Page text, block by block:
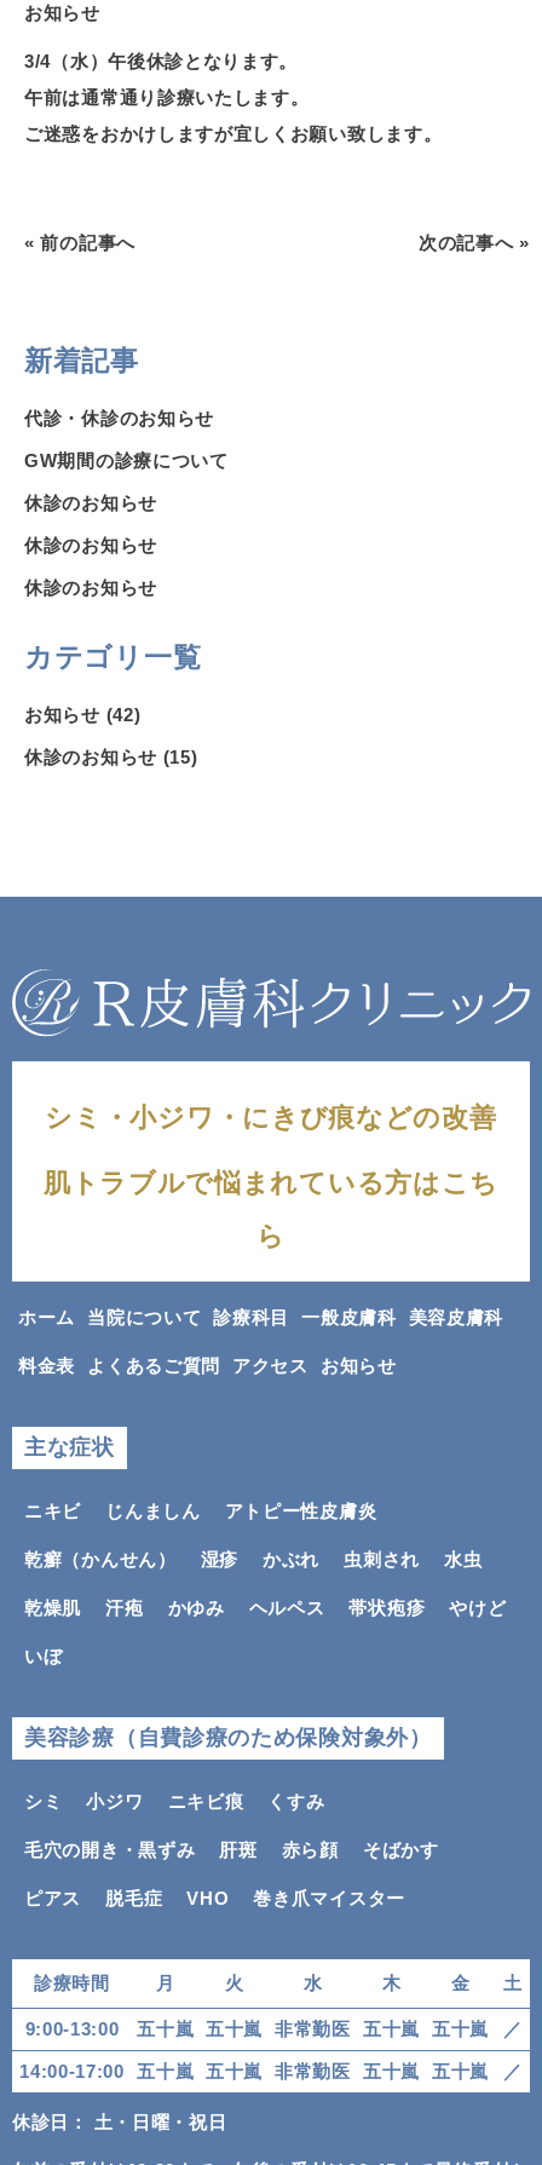
お知らせ
3/4（水）午後休診となります。
午前は通常通り診療いたします。
ご迷惑をおかけしますが宜しくお願い致します。
«前の記事へ 次の記事へ»
新着記事
代診・休診のお知らせ
GW期間の診療について
休診のお知らせ
休診のお知らせ
休診のお知らせ
カテゴリ一覧
お知らせ (42)
休診のお知らせ (15)
シミ・小ジワ・にきび痕などの改善
肌トラブルで悩まれている方はこち
ら
ホーム 当院について 診療科目 一般皮膚科 美容皮膚科
料金表 よくあるご質問 アクセス お知らせ
主な症状
ニキビ じんましん アトピー性皮膚炎
乾癬（かんせん） 湿疹 かぶれ 虫刺され 水虫
乾燥肌 汗疱 かゆみ ヘルペス 帯状疱疹 やけど
いぼ
美容診療（自費診療のため保険対象外）
シミ 小ジワ ニキビ痕 くすみ
毛穴の開き・黒ずみ 肝斑 赤ら顔 そばかす
ピアス 脱毛症 VHO 巻き爪マイスター
診療時間 月 火 水 木 金 土
9:00-13:00 五十嵐 五十嵐 非常勤医 五十嵐 五十嵐 ／
14:00-17:00 五十嵐 五十嵐 非常勤医 五十嵐 五十嵐 ／
休診日： 土・日曜・祝日